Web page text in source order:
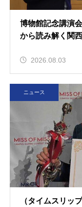
博物館記念講演
から読み解く関
2026.08.03
ニュース
（タイムスリッ